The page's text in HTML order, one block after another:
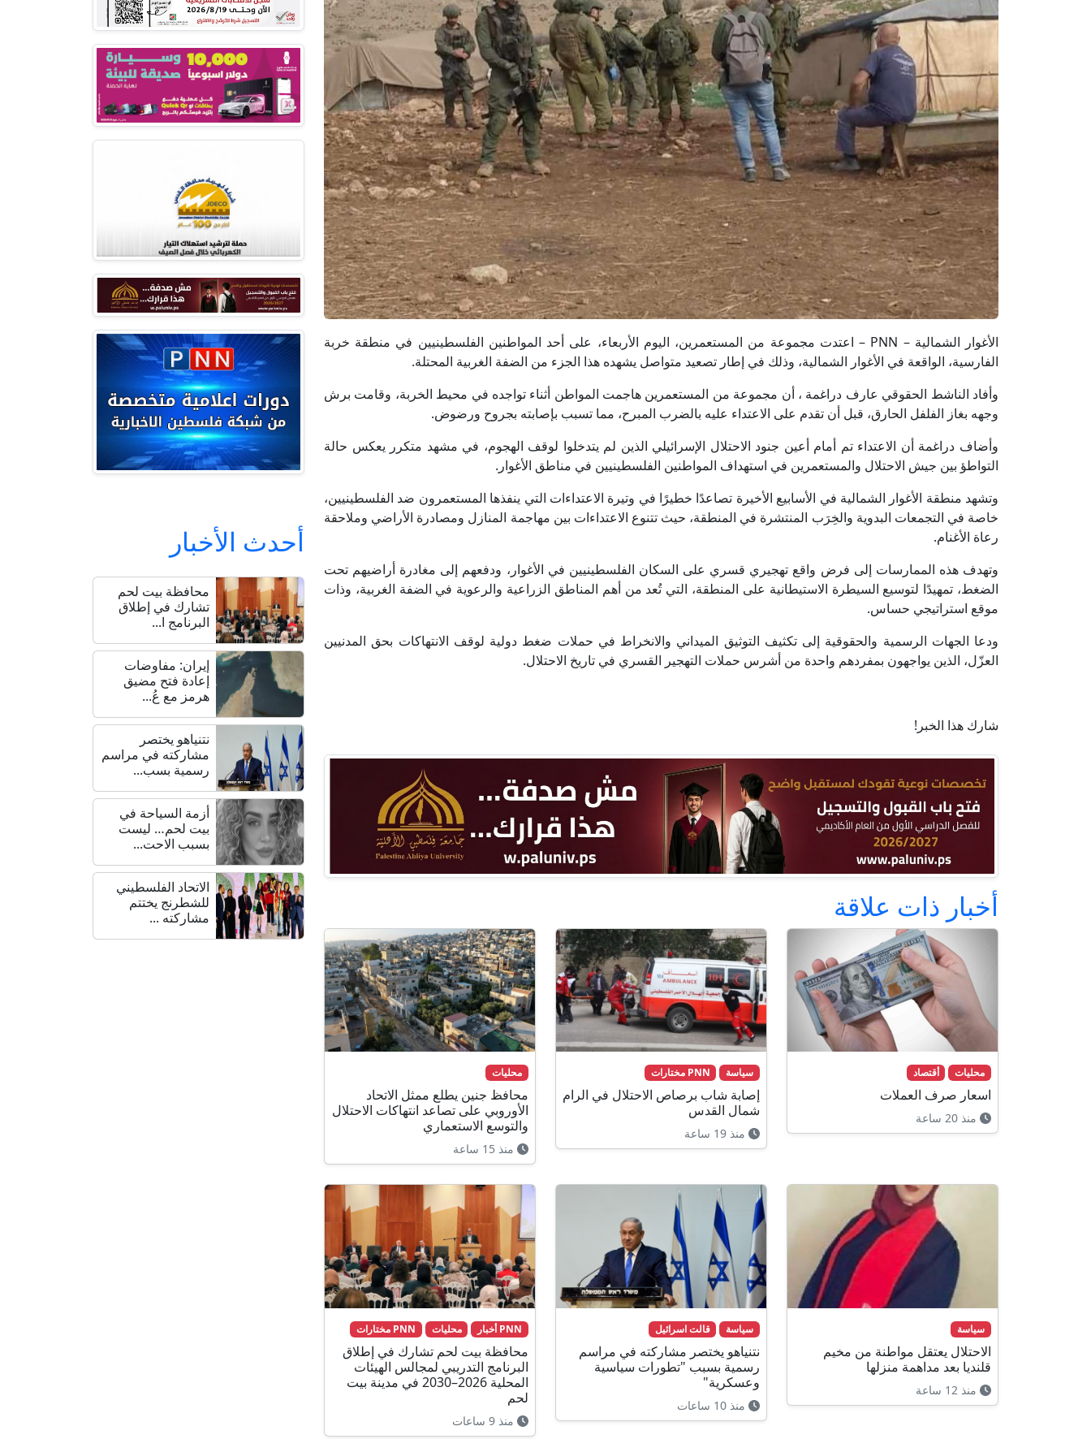
الأغوار الشمالية – PNN – اعتدت مجموعة من المستعمرين، اليوم الأربعاء، على أحد المواطنين الفلسطينيين في منطقة خربة
الفارسية، الواقعة في الأغوار الشمالية، وذلك في إطار تصعيد متواصل يشهده هذا الجزء من الضفة الغربية المحتلة.
وأفاد الناشط الحقوقي عارف دراغمة ، أن مجموعة من المستعمرين هاجمت المواطن أثناء تواجده في محيط الخربة، وقامت برش
وجهه بغاز الفلفل الحارق، قبل أن تقدم على الاعتداء عليه بالضرب المبرح، مما تسبب بإصابته بجروح ورضوض.
وأضاف دراغمة أن الاعتداء تم أمام أعين جنود الاحتلال الإسرائيلي الذين لم يتدخلوا لوقف الهجوم، في مشهد متكرر يعكس حالة
التواطؤ بين جيش الاحتلال والمستعمرين في استهداف المواطنين الفلسطينيين في مناطق الأغوار.
وتشهد منطقة الأغوار الشمالية في الأسابيع الأخيرة تصاعدًا خطيرًا في وتيرة الاعتداءات التي ينفذها المستعمرون ضد الفلسطينيين،
خاصة في التجمعات البدوية والخِرَب المنتشرة في المنطقة، حيث تتنوع الاعتداءات بين مهاجمة المنازل ومصادرة الأراضي وملاحقة
رعاة الأغنام.
وتهدف هذه الممارسات إلى فرض واقع تهجيري قسري على السكان الفلسطينيين في الأغوار، ودفعهم إلى مغادرة أراضيهم تحت
الضغط، تمهيدًا لتوسيع السيطرة الاستيطانية على المنطقة، التي تُعد من أهم المناطق الزراعية والرعوية في الضفة الغربية، وذات
موقع استراتيجي حساس.
ودعا الجهات الرسمية والحقوقية إلى تكثيف التوثيق الميداني والانخراط في حملات ضغط دولية لوقف الانتهاكات بحق المدنيين
العزّل، الذين يواجهون بمفردهم واحدة من أشرس حملات التهجير القسري في تاريخ الاحتلال.
شارك هذا الخبر!
أخبار ذات علاقة
محليات أقتصاد
اسعار صرف العملات
منذ 20 ساعة
سياسة PNN مختارات
إصابة شاب برصاص الاحتلال في الرام
شمال القدس
منذ 19 ساعة
محليات
محافظ جنين يطلع ممثل الاتحاد
الأوروبي على تصاعد انتهاكات الاحتلال
والتوسع الاستعماري
منذ 15 ساعة
سياسة
الاحتلال يعتقل مواطنة من مخيم
قلنديا بعد مداهمة منزلها
منذ 12 ساعة
سياسة قالت اسرائيل
نتنياهو يختصر مشاركته في مراسم
رسمية بسبب "تطورات سياسية
وعسكرية"
منذ 10 ساعات
PNN أخبار محليات PNN مختارات
محافظة بيت لحم تشارك في إطلاق
البرنامج التدريبي لمجالس الهيئات
المحلية 2026–2030 في مدينة بيت
لحم
منذ 9 ساعات
أحدث الأخبار
محافظة بيت لحم
تشارك في إطلاق
البرنامج ا...
إيران: مفاوضات
إعادة فتح مضيق
هرمز مع عُ...
نتنياهو يختصر
مشاركته في مراسم
رسمية بسب...
أزمة السياحة في
بيت لحم… ليست
بسبب الاحت...
الاتحاد الفلسطيني
للشطرنج يختتم
مشاركته ...